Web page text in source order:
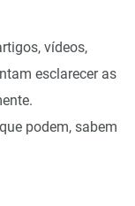
vídeos,
esclarecer as
podem, sabem